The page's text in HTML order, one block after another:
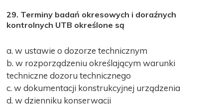
29. Terminy badań okresowych i doraźnych
kontrolnych UTB określone są
a. w ustawie o dozorze technicznym
b. w rozporządzeniu określającym warunki
techniczne dozoru technicznego
c. w dokumentacji konstrukcyjnej urządzenia
d. w dzienniku konserwacji